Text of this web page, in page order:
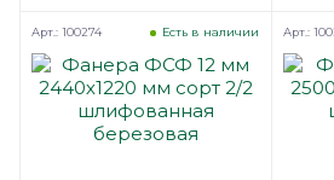
Есть в наличии
Арт.: 100274 Арт.: